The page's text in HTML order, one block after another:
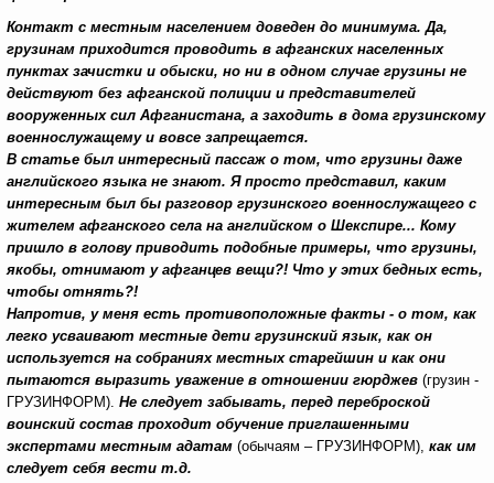
Контакт с местным населением доведен до минимума. Да,
грузинам приходится проводить в афганских населенных
пунктах зачистки и обыски, но ни в одном случае грузины не
действуют без афганской полиции и представителей
вооруженных сил Афганистана, а заходить в дома грузинскому
военнослужащему и вовсе запрещается.
В статье был интересный пассаж о том, что грузины даже
английского языка не знают. Я просто представил, каким
интересным был бы разговор грузинского военнослужащего с
жителем афганского села на английском о Шекспире... Кому
пришло в голову приводить подобные примеры, что грузины,
якобы, отнимают у афганцев вещи?! Что у этих бедных есть,
чтобы отнять?!
Напротив, у меня есть противоположные факты - о том, как
легко усваивают местные дети грузинский язык, как он
используется на собраниях местных старейшин и как они
пытаются выразить уважение в отношении гюрджев (грузин -
ГРУЗИНФОРМ). Не следует забывать, перед переброской
воинский состав проходит обучение приглашенными
экспертами местным адатам (обычаям – ГРУЗИНФОРМ), как им
следует себя вести т.д.